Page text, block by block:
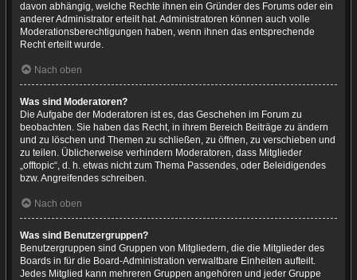
davon abhängig, welche Rechte ihnen ein Gründer des Forums oder ein
anderer Administrator erteilt hat. Administratoren können auch volle
Moderationsberechtigungen haben, wenn ihnen das entsprechende
Recht erteilt wurde.
Nach oben
Was sind Moderatoren?
Die Aufgabe der Moderatoren ist es, das Geschehen im Forum zu
beobachten. Sie haben das Recht, in ihrem Bereich Beiträge zu ändern
und zu löschen und Themen zu schließen, zu öffnen, zu verschieben und
zu teilen. Üblicherweise verhindern Moderatoren, dass Mitglieder
„offtopic“, d. h. etwas nicht zum Thema Passendes, oder Beleidigendes
bzw. Angreifendes schreiben.
Nach oben
Was sind Benutzergruppen?
Benutzergruppen sind Gruppen von Mitgliedern, die die Mitglieder des
Boards in für die Board-Administration verwaltbare Einheiten aufteilt.
Jedes Mitglied kann mehreren Gruppen angehören und jeder Gruppe